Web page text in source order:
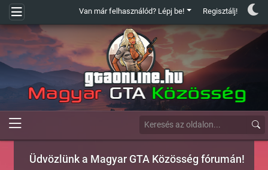
Van már felhasználód? Lépj be! Regisztálj!
Üdvözlünk a Magyar GTA Közösség fórumán!